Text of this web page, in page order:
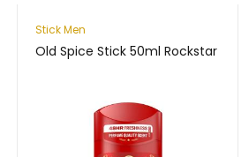
Stick Men
Old Spice Stick 50ml Rockstar